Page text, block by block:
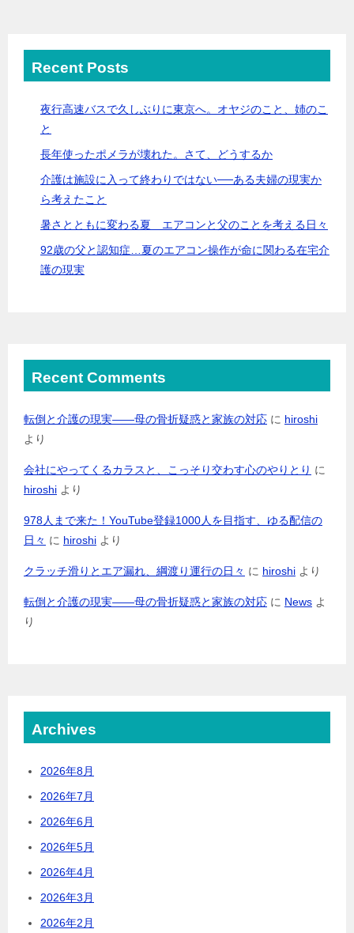
Recent Posts
夜行高速バスで久しぶりに東京へ。オヤジのこと、姉のこ
と
長年使ったポメラが壊れた。さて、どうするか
介護は施設に入って終わりではない──ある夫婦の現実か
ら考えたこと
暑さとともに変わる夏 エアコンと父のことを考える日々
92歳の父と認知症…夏のエアコン操作が命に関わる在宅介
護の現実
Recent Comments
転倒と介護の現実――母の骨折疑惑と家族の対応 に hiroshi
より
会社にやってくるカラスと、こっそり交わす心のやりとり に
hiroshi より
978人まで来た！YouTube登録1000人を目指す、ゆる配信の
日々 に hiroshi より
クラッチ滑りとエア漏れ、綱渡り運行の日々 に hiroshi より
転倒と介護の現実――母の骨折疑惑と家族の対応 に News よ
り
Archives
2026年8月
2026年7月
2026年6月
2026年5月
2026年4月
2026年3月
2026年2月